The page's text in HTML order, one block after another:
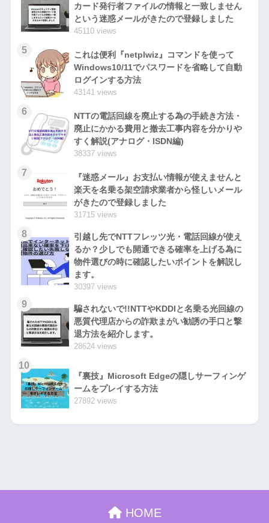
カード発行者ファイルの情報と一致しません
という迷惑メールがきたので登録しました
45110 views
5
これは便利『netplwiz』コマンドを使って
Windows10/11でパスワードを省略して自動
ログインする方法
43141 views
6
NTTの電話回線を廃止する為の手続き方法・
廃止にかかる費用と撤去工事内容を分かりや
すく解説(アナログ・ISDN編)
38337 views
7
『迷惑メール』お支払い情報が使えませんと
楽天を名乗る架空請求業者から怪しいメール
がきたので登録しました
31715 views
8
引越し先でNTTフレッツ光・電話回線が使え
るか？少しでも開通できる確率を上げる為に
物件選びの時に確認したいポイントを解説し
ます。
30397 views
9
騙されないで!!NTTやKDDIと名乗る光回線の
悪質代理店からの詐欺まがい勧誘の手口と撃
退方法を紹介します。
28624 views
10
『裏技』Microsoft Edgeの隠しサーフィンゲ
ームをプレイする方法
27892 views
HOME